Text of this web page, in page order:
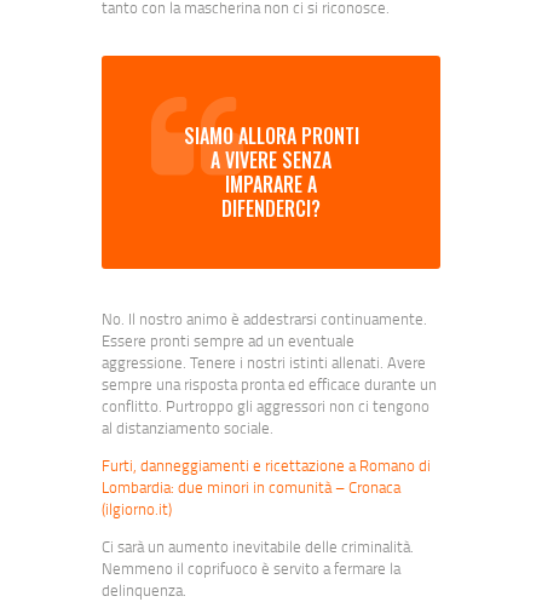
tanto con la mascherina non ci si riconosce.
SIAMO ALLORA PRONTI
A VIVERE SENZA
IMPARARE A
DIFENDERCI?
No. Il nostro animo è addestrarsi continuamente.
Essere pronti sempre ad un eventuale
aggressione. Tenere i nostri istinti allenati. Avere
sempre una risposta pronta ed efficace durante un
conflitto. Purtroppo gli aggressori non ci tengono
al distanziamento sociale.
Furti, danneggiamenti e ricettazione a Romano di
Lombardia: due minori in comunità – Cronaca
(ilgiorno.it)
Ci sarà un aumento inevitabile delle criminalità.
Nemmeno il coprifuoco è servito a fermare la
delinquenza.